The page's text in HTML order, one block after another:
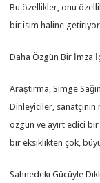
Bu özellikler, onu
bir isim haline
Daha Özgün Bir İmza
Araştırma, Simge
Dinleyiciler,
özgün ve ayırt edici
bir eksiklikten çok,
Sahnedeki Gücüyle